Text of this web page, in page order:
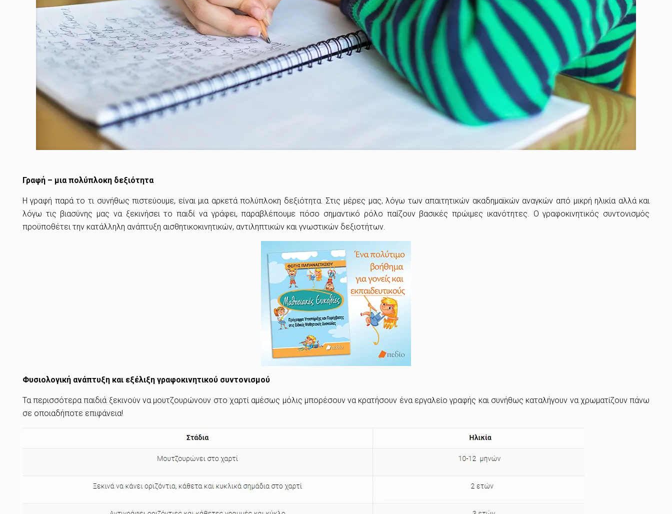
Γραφή – μια πολύπλοκη δεξιότητα
Η γραφή παρά το τι συνήθως πιστεύουμε, είναι μια αρκετά πολύπλοκη δεξιότητα. Στις μέρες μας, λόγω των απαιτητικών ακαδημαϊκών αναγκών από μικρή ηλικία αλλά και
λόγω τις βιασύνης μας να ξεκινήσει το παιδί να γράφει, παραβλέπουμε πόσο σημαντικό ρόλο παίζουν βασικές πρώιμες ικανότητες. Ο γραφοκινητικός συντονισμός
προϋποθέτει την κατάλληλη ανάπτυξη αισθητικοκινητικών, αντιληπτικών και γνωστικών δεξιοτήτων.
Φυσιολογική ανάπτυξη και εξέλιξη γραφοκινητικού συντονισμού
Τα περισσότερα παιδιά ξεκινούν να μουτζουρώνουν στο χαρτί αμέσως μόλις μπορέσουν να κρατήσουν ένα εργαλείο γραφής και συνήθως καταλήγουν να χρωματίζουν πάνω
σε οποιαδήποτε επιφάνεια!